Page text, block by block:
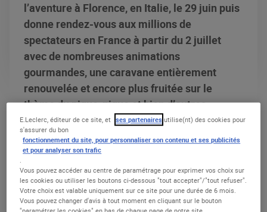
l’aventure à Florence, en Italie, le 29 juin puis
donne rendez-vous aux millions de
spectateurs en France à partir du 2 juillet
avec de nombreuses animations
gourmandes, une caravane entièrement
renouvelée et encore plus fruitée sur le
thème du pique-nique et bien d’autres
surprises !
LE COÉQUIPIER DES GRIMPEURS ET
GRIMPEUSES
E.Leclerc, éditeur de ce site, et ses partenaires utilise(nt) des cookies pour
s'assurer du bon
fonctionnement du site, pour personnaliser son contenu et ses publicités
et pour analyser son trafic
.
Vous pouvez accéder au centre de paramétrage pour exprimer vos choix sur
les cookies ou utiliser les boutons ci-dessous "tout accepter"/"tout refuser".
Votre choix est valable uniquement sur ce site pour une durée de 6 mois.
Vous pouvez changer d'avis à tout moment en cliquant sur le bouton